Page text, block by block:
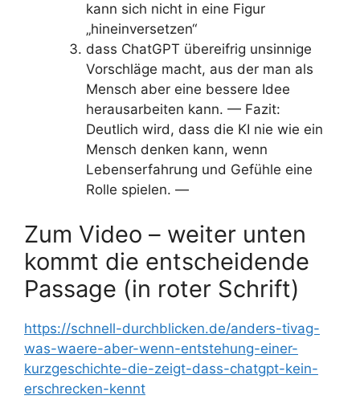
kann sich nicht in eine Figur
„hineinversetzen“
dass ChatGPT übereifrig unsinnige
Vorschläge macht, aus der man als
Mensch aber eine bessere Idee
herausarbeiten kann. — Fazit:
Deutlich wird, dass die KI nie wie ein
Mensch denken kann, wenn
Lebenserfahrung und Gefühle eine
Rolle spielen. —
Zum Video – weiter unten
kommt die entscheidende
Passage (in roter Schrift)
https://schnell-durchblicken.de/anders-tivag-
was-waere-aber-wenn-entstehung-einer-
kurzgeschichte-die-zeigt-dass-chatgpt-kein-
erschrecken-kennt